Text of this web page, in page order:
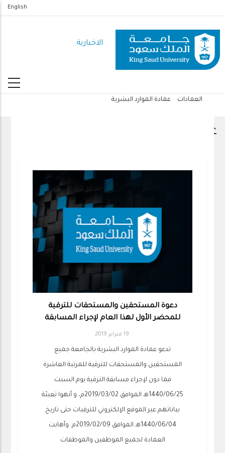
المحتوى
الرئيسي
English
الاخبارية
العمادات عمادة الموارد البشرية
عمادة الموارد البشرية
دعوة المستحقين والمستحقات للترقية
للمحضر الأول لهذا العام لإجراء المسابقة
19 فبراير 2019
تدعو عمادة الموارد البشرية بالجامعة جميع
المستحقين والمستحقات للترقية للمرتبة العاشرة
فما دون لإجراء مسابقة الترقية يوم السبت
1440/06/25هـ الموافق 2019/03/02م، و أنهوا تعبئة
بياناتهم عبر الموقع الإلكتروني للترقيات حتى تاريخ
1440/06/04هـ الموافق 2019/02/09م. وأهابت
العمادة لجميع الموظفين والموظفات